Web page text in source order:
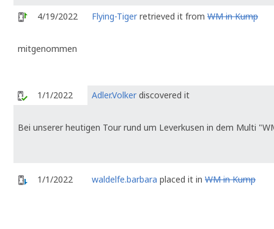
4/19/2022 Flying-Tigerretrieved it from WM in Kump
mitgenommen
1/1/2022 Adler.Volker discovered it
Bei unserer heutigen Tour rund um Leverkusen in dem Multi
1/1/2022 waldelfe.barbara placed it in WM in Kump